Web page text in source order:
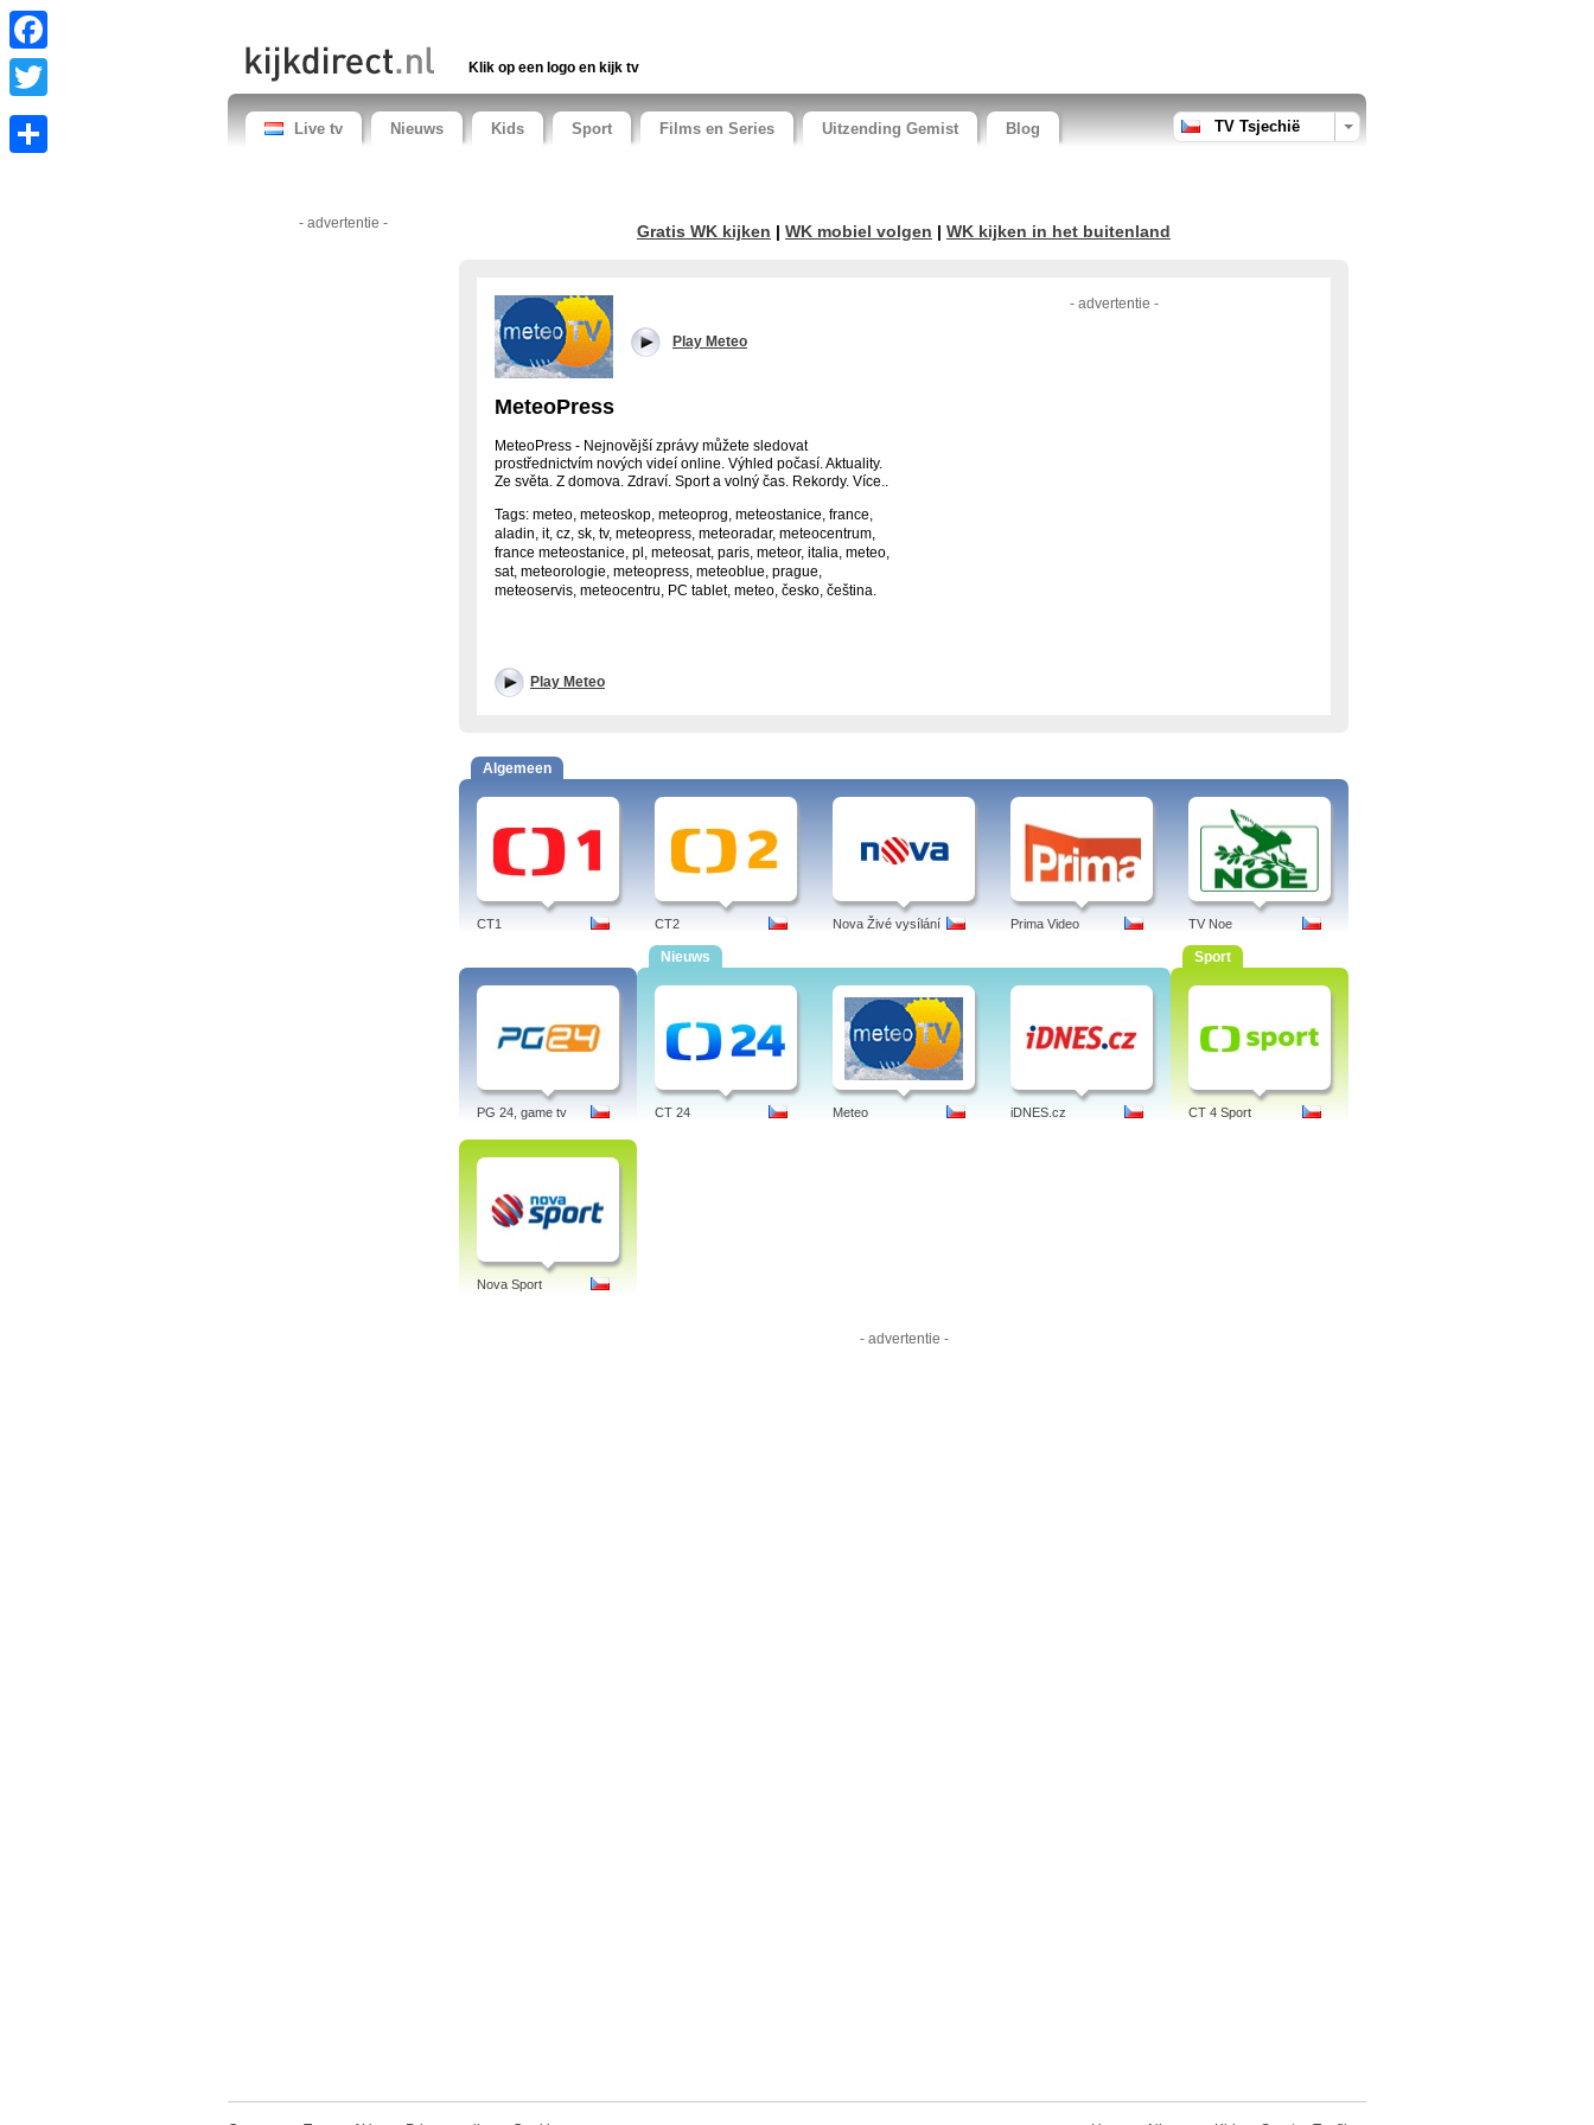
Facebook
Twitter
Klik op een logo en kijk tv
Live tv Nieuws Kids Sport Films en Series Uitzending Gemist Blog TV Tsjechië
- advertentie - Gratis WK kijken | WK mobiel volgen | WK kijken in het buitenland
- advertentie -
Play Meteo
MeteoPress
MeteoPress - Nejnovější zprávy můžete sledovat
prostřednictvím nových videí online. Výhled počasí. Aktuality.
Ze světa. Z domova. Zdraví. Sport a volný čas. Rekordy. Více..
Tags: meteo, meteoskop, meteoprog, meteostanice, france,
aladin, it, cz, sk, tv, meteopress, meteoradar, meteocentrum,
france meteostanice, pl, meteosat, paris, meteor, italia, meteo,
sat, meteorologie, meteopress, meteoblue, prague,
meteoservis, meteocentru, PC tablet, meteo, česko, čeština.
Play Meteo
Algemeen
CT1 CT2 Nova Živé vysílání Prima Video TV Noe
PG 24, game tv
Nieuws
CT 24 Meteo iDNES.cz
Sport
CT 4 Sport
Nova Sport
- advertentie -